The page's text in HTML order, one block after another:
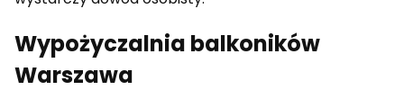
Wypożyczalnia balkoników
Warszawa